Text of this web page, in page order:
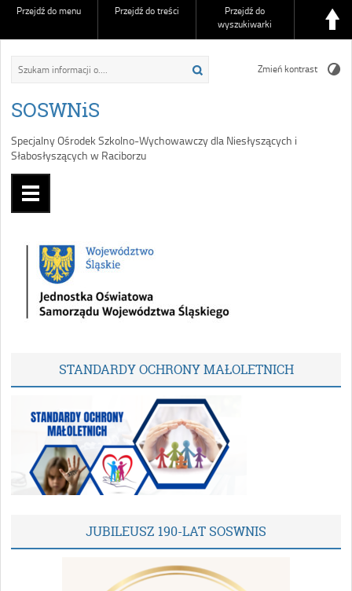
Przejdź do menu Przejdź do treści
Przejdź do
wyszukiwarki
SOSWNiS
Specjalny Ośrodek Szkolno-Wychowawczy dla Niesłyszących i
Słabosłyszących w Raciborzu
Zmień kontrast
STANDARDY OCHRONY MAŁOLETNICH
JUBILEUSZ 190-LAT SOSWNIS